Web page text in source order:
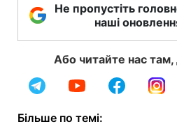
Не пропустіть
наші
Або читайте нас
Більше по темі: